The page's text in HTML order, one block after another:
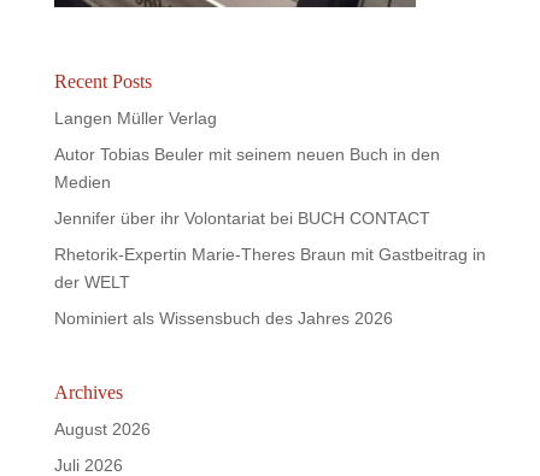
Recent Posts
Langen Müller Verlag
Autor Tobias Beuler mit seinem neuen Buch in den
Medien
Jennifer über ihr Volontariat bei BUCH CONTACT
Rhetorik-Expertin Marie-Theres Braun mit Gastbeitrag in
der WELT
Nominiert als Wissensbuch des Jahres 2026
Archives
August 2026
Juli 2026